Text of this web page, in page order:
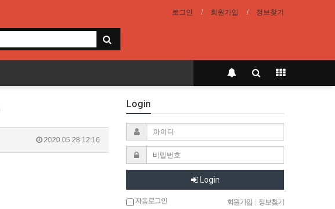
로그인 회원가입 정보찾기
2020.05.28 12:16
Login
Login
자동로그인 회원가입 정보찾기